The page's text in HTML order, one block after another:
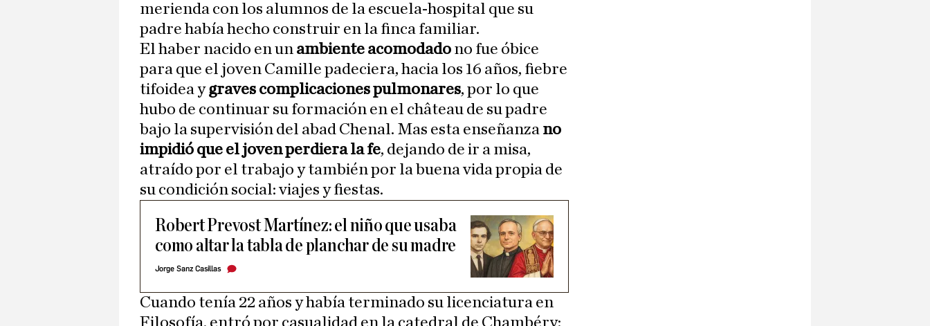
merienda con los alumnos de la escuela-hospital que su
padre había hecho construir en la finca familiar.
El haber nacido en un ambiente acomodado no fue óbice
para que el joven Camille padeciera, hacia los 16 años, fiebre
tifoidea ygraves complicaciones pulmonares, por lo que
hubo de continuar su formación en el château de su padre
bajo la supervisión del abad Chenal. Mas esta enseñanza no
impidió que el joven perdiera la fe, dejando de ir a misa,
atraído por el trabajo y también por la buena vida propia de
su condición social: viajes y fiestas.
Robert Prevost Martínez: el niño que usaba
como altar la tabla de planchar de su madre
Jorge Sanz Casillas
Cuando tenía 22 años y había terminado su licenciatura en